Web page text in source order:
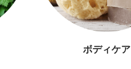
ボディケア